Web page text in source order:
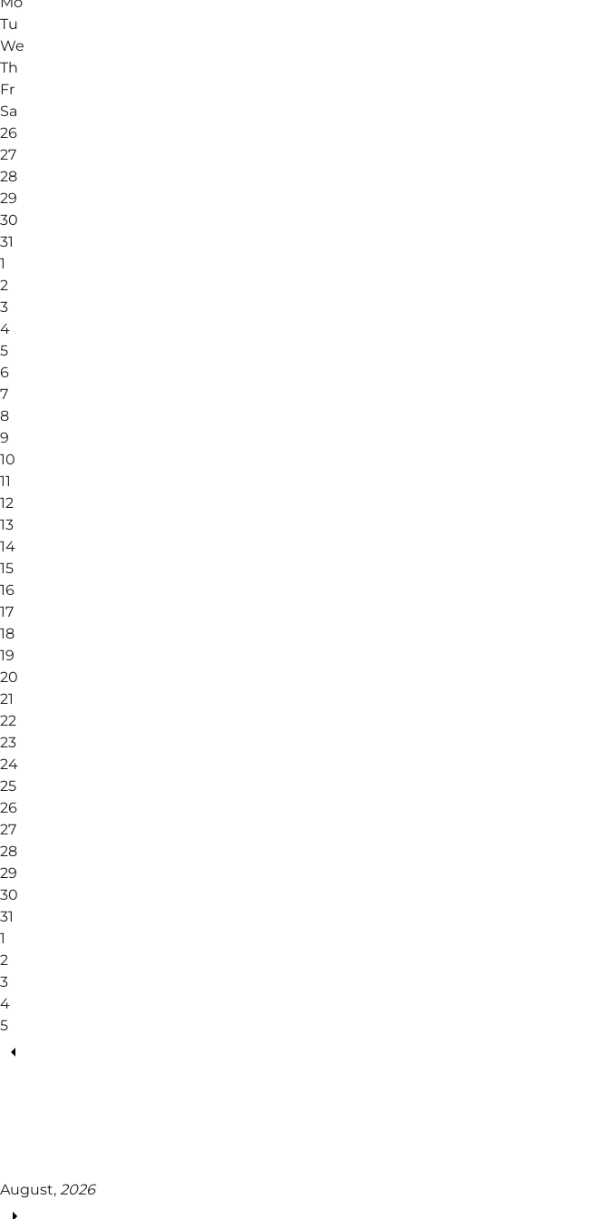
Tu
We
Th
Fr
Sa
26
27
28
29
30
31
1
2
3
4
5
6
7
8
9
10
11
12
13
14
15
16
17
18
19
20
21
22
23
24
25
26
27
28
29
30
31
1
2
3
4
5
August, 2026